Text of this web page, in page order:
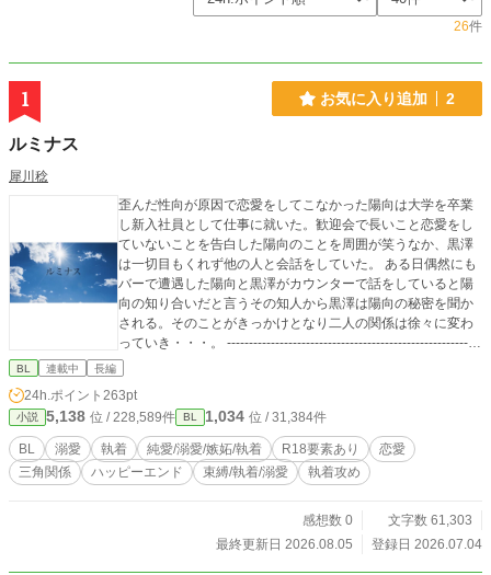
26件
1 お気に入り追加 2
ルミナス
犀川稔
歪んだ性向が原因で恋愛をしてこなかった陽向は大学を卒業
し新入社員として仕事に就いた。歓迎会で長いこと恋愛をし
ていないことを告白した陽向のことを周囲が笑うなか、黒澤
は一切目もくれず他の人と会話をしていた。 ある日偶然にも
バーで遭遇した陽向と黒澤がカウンターで話をしていると陽
向の知り合いだと言うその知人から黒澤は陽向の秘密を聞か
される。そのことがきっかけとなり二人の関係は徐々に変わ
っていき・・・。 -------------------------------------------------------
このお話は一部r18要素を含みます。 ご注意ください。
BL 連載中 長編
24h.ポイント 263pt
小説 5,138 位 / 228,589件 BL 1,034 位 / 31,384件
BL 溺愛 執着 純愛/溺愛/嫉妬/執着 R18要素あり
恋愛
三角関係
ハッピーエンド 束縛/執着/溺愛 執着攻め
感想数 0
文字数 61,303
最終更新日 2026.08.05
登録日 2026.07.04